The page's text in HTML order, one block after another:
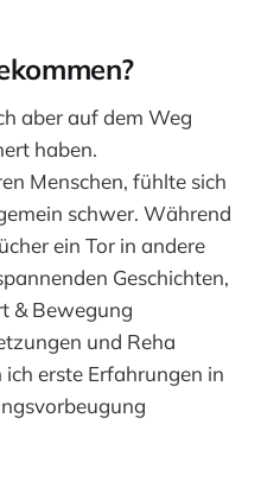
aber auf dem Weg
haben.
Menschen, fühlte sich
schwer. Während
ein Tor in andere
Geschichten,
& Bewegung
und Reha
erste Erfahrungen in